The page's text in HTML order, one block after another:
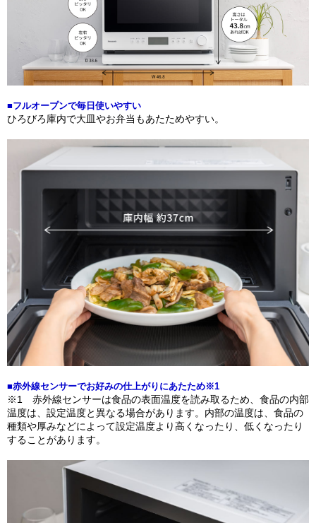
■フルオープンで毎日使いやすい
ひろびろ庫内で大皿やお弁当もあたためやすい。
■赤外線センサーでお好みの仕上がりにあたため※1
※1 赤外線センサーは食品の表面温度を読み取るため、食品の内部
温度は、設定温度と異なる場合があります。内部の温度は、食品の
種類や厚みなどによって設定温度より高くなったり、低くなったり
することがあります。